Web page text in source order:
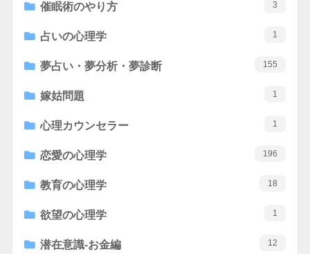
催眠術のやり方 3
占いの心理学 1
夢占い・夢分析・夢診断 155
嫁姑問題 1
心理カウンセラー 1
恋愛の心理学 196
教育の心理学 18
欲望の心理学 1
潜在意識-お金編 12